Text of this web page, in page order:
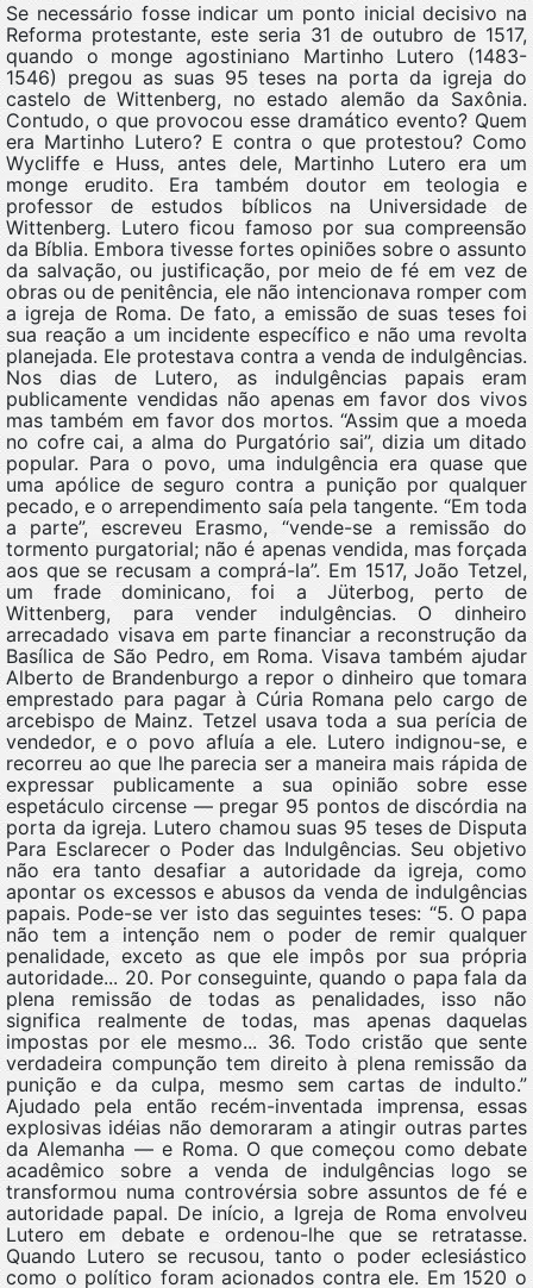
Se necessário fosse indicar um ponto inicial decisivo na
Reforma protestante, este seria 31 de outubro de 1517,
quando o monge agostiniano Martinho Lutero (1483-
1546) pregou as suas 95 teses na porta da igreja do
castelo de Wittenberg, no estado alemão da Saxônia.
Contudo, o que provocou esse dramático evento? Quem
era Martinho Lutero? E contra o que protestou? Como
Wycliffe e Huss, antes dele, Martinho Lutero era um
monge erudito. Era também doutor em teologia e
professor de estudos bíblicos na Universidade de
Wittenberg. Lutero ficou famoso por sua compreensão
da Bíblia. Embora tivesse fortes opiniões sobre o assunto
da salvação, ou justificação, por meio de fé em vez de
obras ou de penitência, ele não intencionava romper com
a igreja de Roma. De fato, a emissão de suas teses foi
sua reação a um incidente específico e não uma revolta
planejada. Ele protestava contra a venda de indulgências.
Nos dias de Lutero, as indulgências papais eram
publicamente vendidas não apenas em favor dos vivos
mas também em favor dos mortos. “Assim que a moeda
no cofre cai, a alma do Purgatório sai”, dizia um ditado
popular. Para o povo, uma indulgência era quase que
uma apólice de seguro contra a punição por qualquer
pecado, e o arrependimento saía pela tangente. “Em toda
a parte”, escreveu Erasmo, “vende-se a remissão do
tormento purgatorial; não é apenas vendida, mas forçada
aos que se recusam a comprá-la”. Em 1517, João Tetzel,
um frade dominicano, foi a Jüterbog, perto de
Wittenberg, para vender indulgências. O dinheiro
arrecadado visava em parte financiar a reconstrução da
Basílica de São Pedro, em Roma. Visava também ajudar
Alberto de Brandenburgo a repor o dinheiro que tomara
emprestado para pagar à Cúria Romana pelo cargo de
arcebispo de Mainz. Tetzel usava toda a sua perícia de
vendedor, e o povo afluía a ele. Lutero indignou-se, e
recorreu ao que lhe parecia ser a maneira mais rápida de
expressar publicamente a sua opinião sobre esse
espetáculo circense — pregar 95 pontos de discórdia na
porta da igreja. Lutero chamou suas 95 teses de Disputa
Para Esclarecer o Poder das Indulgências. Seu objetivo
não era tanto desafiar a autoridade da igreja, como
apontar os excessos e abusos da venda de indulgências
papais. Pode-se ver isto das seguintes teses: “5. O papa
não tem a intenção nem o poder de remir qualquer
penalidade, exceto as que ele impôs por sua própria
autoridade... 20. Por conseguinte, quando o papa fala da
plena remissão de todas as penalidades, isso não
significa realmente de todas, mas apenas daquelas
impostas por ele mesmo... 36. Todo cristão que sente
verdadeira compunção tem direito à plena remissão da
punição e da culpa, mesmo sem cartas de indulto.”
Ajudado pela então recém-inventada imprensa, essas
explosivas idéias não demoraram a atingir outras partes
da Alemanha — e Roma. O que começou como debate
acadêmico sobre a venda de indulgências logo se
transformou numa controvérsia sobre assuntos de fé e
autoridade papal. De início, a Igreja de Roma envolveu
Lutero em debate e ordenou-lhe que se retratasse.
Quando Lutero se recusou, tanto o poder eclesiástico
como o político foram acionados contra ele. Em 1520 o